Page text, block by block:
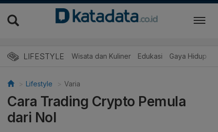
LIFESTYLE Wisata dan Kuliner Edukasi Gaya Hidup
Lifestyle Varia
Cara Trading Crypto Pemula
dari Nol